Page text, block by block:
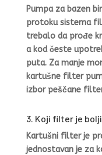
Pumpa za bazen
protoku sistema
trebalo da prođe
a kod česte
puta. Za manje
kartušne filter
izbor peščane
3. Koji filter je
Kartušni filter je
jednostavan je za